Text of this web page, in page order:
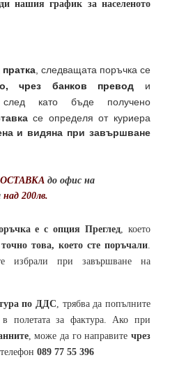
нашия график за населеното
, следващата поръчка се
чрез банков превод и
като бъде получено
се определя от куриера
и видяна при завършване
до офис на
над 200лв.
е с опция Преглед, което
това, което сте поръчали.
избрали при завършване на
по ДДС, трябва да попълните
полетата за фактура. Ако при
, може да го направитечрез
089 77 55 396